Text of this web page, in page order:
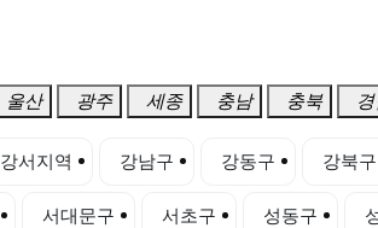
울산 광주 세종 충남 충북
강서지역 강남구 강동구 강북구
서대문구 서초구 성동구